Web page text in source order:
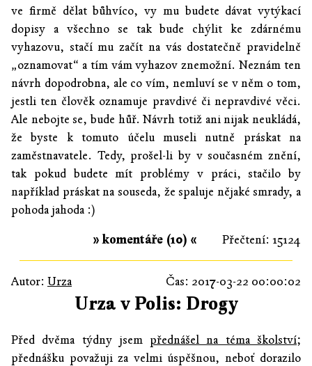
ve firmě dělat bůhvíco, vy mu budete dávat vytýkací
dopisy a všechno se tak bude chýlit ke zdárnému
vyhazovu, stačí mu začít na vás dostatečně pravidelně
„oznamovat“ a tím vám vyhazov znemožní. Neznám ten
návrh dopodrobna, ale co vím, nemluví se v něm o tom,
jestli ten člověk oznamuje pravdivé či nepravdivé věci.
Ale nebojte se, bude hůř. Návrh totiž ani nijak neukládá,
že byste k tomuto účelu museli nutně práskat na
zaměstnavatele. Tedy, prošel-li by v současném znění,
tak pokud budete mít problémy v práci, stačilo by
například práskat na souseda, že spaluje nějaké smrady, a
pohoda jahoda :)
Přečtení: 15124
» komentáře (10) «
Autor: Urza Čas: 2017-03-22 00:00:02
Urza v Polis: Drogy
Před dvěma týdny jsem přednášel na téma školství;
přednášku považuji za velmi úspěšnou, neboť dorazilo